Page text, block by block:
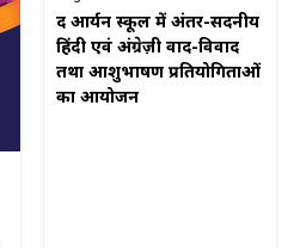
द आर्यन स्कूल में अंतर-सदनीय
हिंदी एवं अंग्रेज़ी वाद-विवाद
तथा आशुभाषण प्रतियोगिताओं
का आयोजन